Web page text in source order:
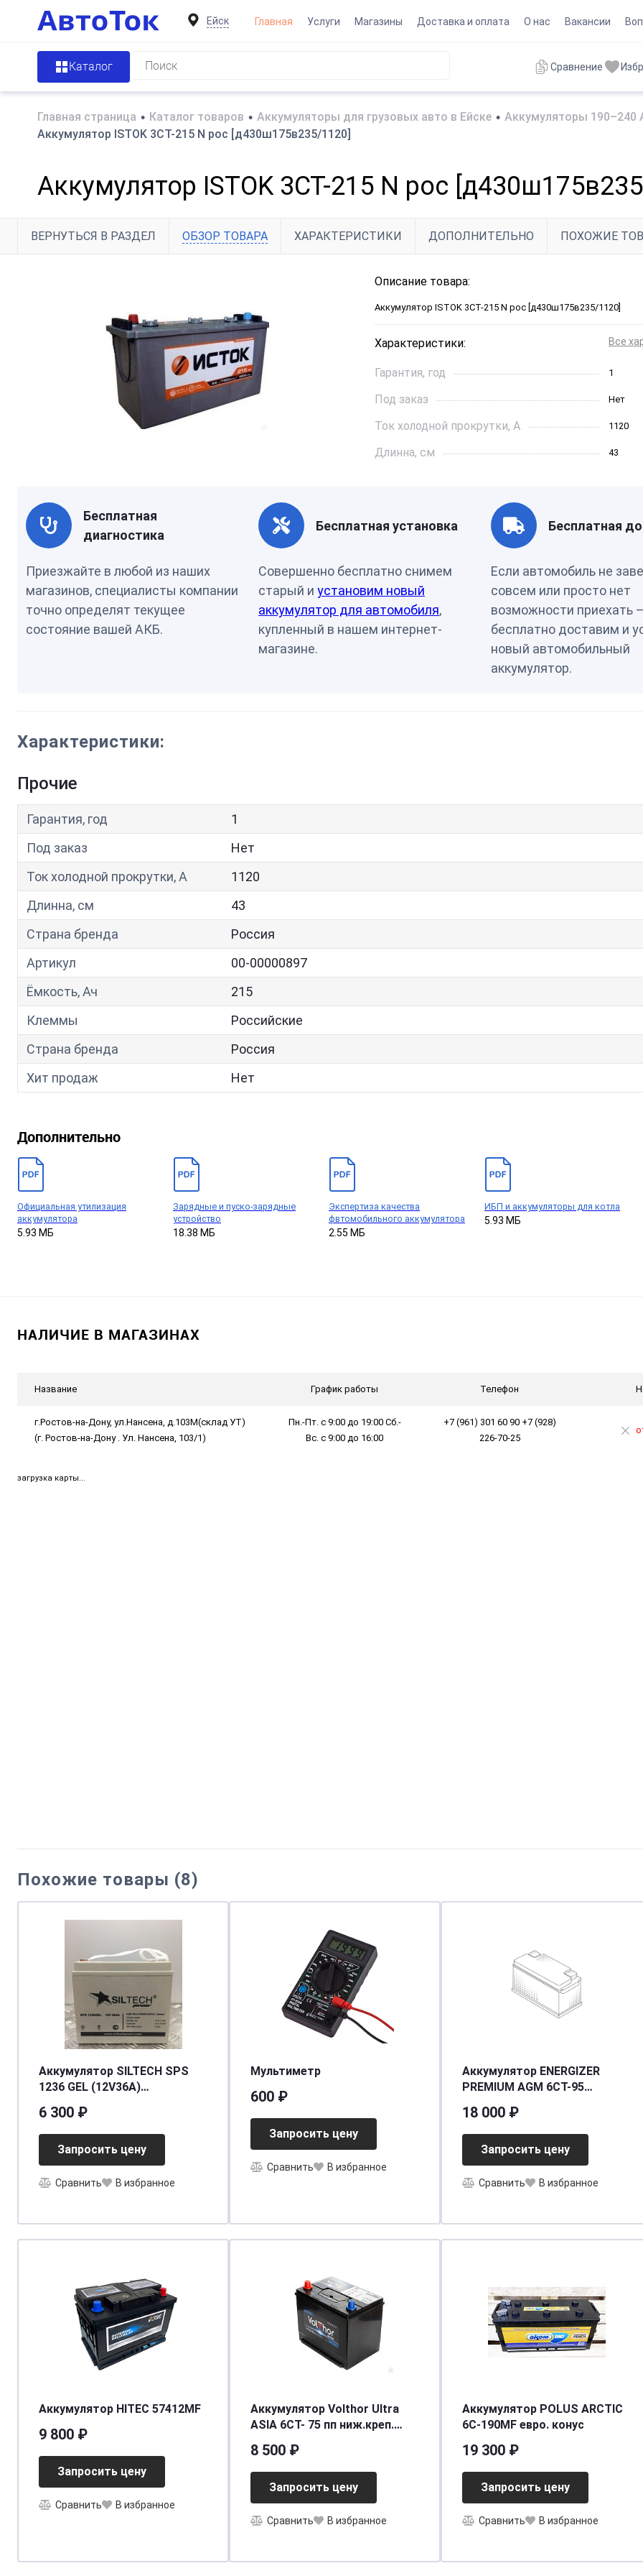
Ейск Главная Услуги Магазины Доставка и оплата О нас Вакансии
Каталог Сравнение
Главная страница • Каталог товаров • Аккумуляторы для грузовых авто в Ейске • Аккумуляторы 190–240
Аккумулятор ISTOK 3СТ-215 N рос [д430ш175в235/1120]
Аккумулятор ISTOK 3СТ-215 N рос
ВЕРНУТЬСЯ В РАЗДЕЛ ОБЗОР ТОВАРА ХАРАКТЕРИСТИКИ ДОПОЛНИТЕЛЬНО ПОХОЖИЕ
Описание товара:
Аккумулятор ISTOK 3СТ-215 N рос [д430ш175в235/1120]
Характеристики: Все
Гарантия, год 1
Под заказ Нет
Ток холодной прокрутки, A 1120
Длинна, см 43
Ёмкость, Ач 215
Бесплатная
диагностика
Приезжайте в любой из наших
магазинов, специалисты компании
точно определят текущее
состояние вашей АКБ.
Бесплатная установка
Совершенно бесплатно снимем
старый и установим новый
аккумулятор для автомобиля,
купленный в нашем интернет-
магазине.
Бесплатная
Если автомобиль не
совсем или просто нет
возможности приехать
бесплатно доставим и
новый автомобильный
аккумулятор.
Характеристики:
Прочие
Гарантия, год
1
Под заказ
Нет
Ток холодной прокрутки, A
1120
Длинна, см
43
Страна бренда
Россия
Артикул
00-00000897
Ёмкость, Ач
215
Клеммы
Российские
Страна бренда
Россия
Хит продаж
Нет
Дополнительно
Официальная утилизация
аккумулятора
5.93 МБ
Зарядные и пуско-зарядные
устройство
18.38 МБ
Экспертиза качества
фвтомобильного аккумулятора
2.55 МБ
ИБП и аккумуляторы для котла
5.93 МБ
НАЛИЧИЕ В МАГАЗИНАХ
Название График работы Телефон
г.Ростов-на-Дону, ул.Нансена, д.103М(склад УТ)
(г. Ростов-на-Дону . Ул. Нансена, 103/1)
Пн.-Пт. с 9:00 до 19:00 Сб.-
Вс. с 9:00 до 16:00
+7 (961) 301 60 90 +7 (928)
226-70-25
загрузка карты...
Похожие товары (8)
Аккумулятор SILTECH SPS
1236 GEL (12V36A)
6 300 ₽
Запросить цену
Сравнить В избранное
Мультиметр
600 ₽
Запросить цену
Сравнить В избранное
Аккумулятор ENERGIZER
PREMIUM AGM 6CT-95
[д353ш175в190/850]
18 000 ₽
Запросить цену
Сравнить В избранное
Аккумулятор HITEC 57412MF
9 800 ₽
Запросить цену
Сравнить В избранное
Аккумулятор Volthor Ultra
ASIA 6СТ- 75 пп ниж.креп.
[д260ш173в198(218)/700]
[D26]
8 500 ₽
Запросить цену
Сравнить В избранное
Аккумулятор POLUS ARCTIC
6C-190MF евро. конус
19 300 ₽
Запросить цену
Сравнить В избранное